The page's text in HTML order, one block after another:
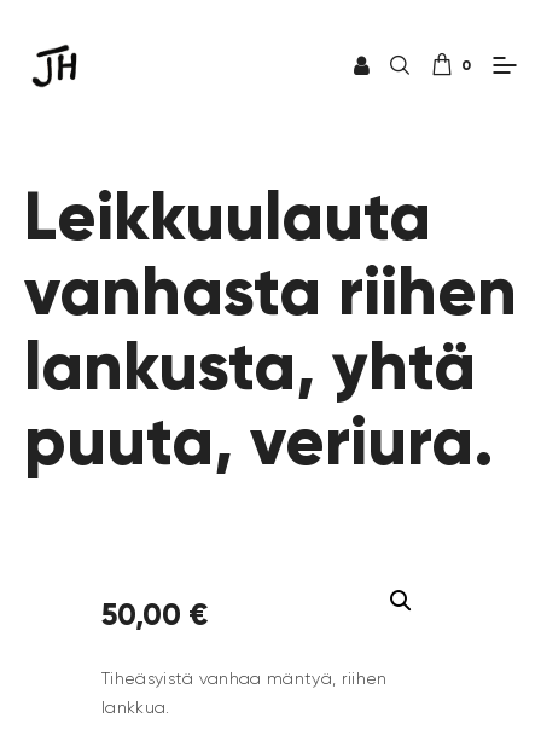
0
Leikkuulauta
vanhasta riihen
lankusta, yhtä
puuta, veriura.
50,00 €
Tiheäsyistä vanhaa mäntyä, riihen
lankkua.